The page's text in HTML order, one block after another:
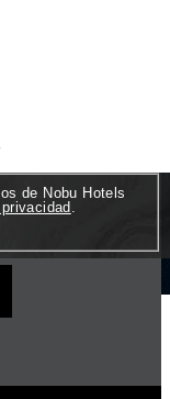
de Nobu Hotels
.